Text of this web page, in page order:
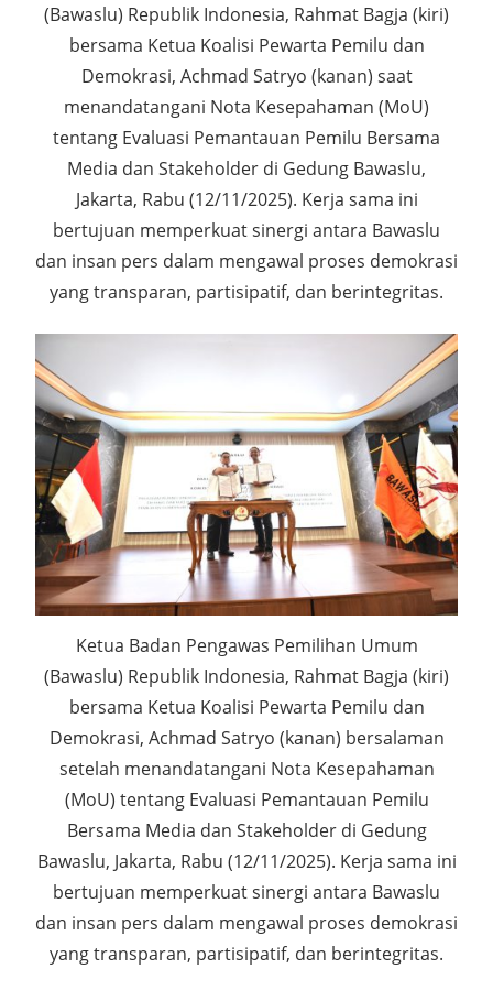
(Bawaslu) Republik Indonesia, Rahmat Bagja (kiri)
bersama Ketua Koalisi Pewarta Pemilu dan
Demokrasi, Achmad Satryo (kanan) saat
menandatangani Nota Kesepahaman (MoU)
tentang Evaluasi Pemantauan Pemilu Bersama
Media dan Stakeholder di Gedung Bawaslu,
Jakarta, Rabu (12/11/2025). Kerja sama ini
bertujuan memperkuat sinergi antara Bawaslu
dan insan pers dalam mengawal proses demokrasi
yang transparan, partisipatif, dan berintegritas.
Ketua Badan Pengawas Pemilihan Umum
(Bawaslu) Republik Indonesia, Rahmat Bagja (kiri)
bersama Ketua Koalisi Pewarta Pemilu dan
Demokrasi, Achmad Satryo (kanan) bersalaman
setelah menandatangani Nota Kesepahaman
(MoU) tentang Evaluasi Pemantauan Pemilu
Bersama Media dan Stakeholder di Gedung
Bawaslu, Jakarta, Rabu (12/11/2025). Kerja sama ini
bertujuan memperkuat sinergi antara Bawaslu
dan insan pers dalam mengawal proses demokrasi
yang transparan, partisipatif, dan berintegritas.